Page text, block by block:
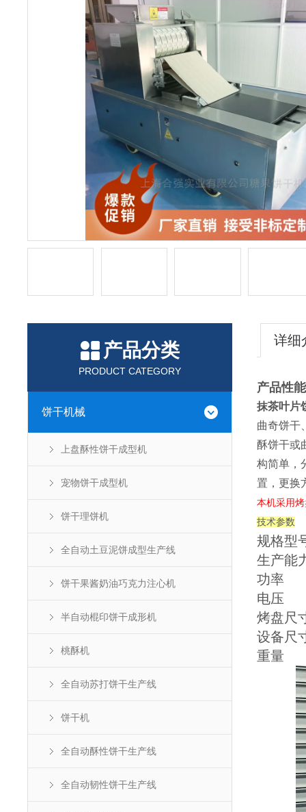
产品分类
PRODUCT CATEGORY
饼干机械
上盘酥性饼干成型机
宠物饼干成型机
饼干理饼机
全自动土豆泥饼成型生产线
饼干果酱奶油巧克力注心机
半自动棍印饼干成形机
桃酥机
全自动苏打饼干生产线
饼干机
全自动酥性饼干生产线
全自动韧性饼干生产线
详细
产品性能
抹茶叶片
曲奇饼干
酥饼干或
构简单，
置，更换
本机采用
技术参数
规格型
生产能
功率
电压
烤盘尺
设备尺
重量